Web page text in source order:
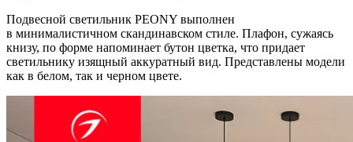
Подвесной светильник PEONY выполнен
в минималистичном скандинавском стиле. Плафон, сужаясь
книзу, по форме напоминает бутон цветка, что придает
светильнику изящный аккуратный вид. Представлены модели
как в белом, так и черном цвете.